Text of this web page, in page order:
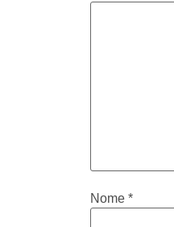
Nome *